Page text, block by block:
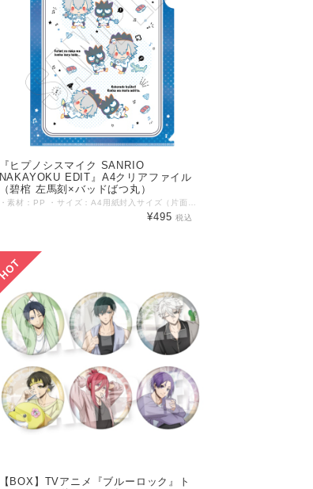
『ヒプノシスマイク SANRIO
NAKAYOKU EDIT』A4クリアファイル
（碧棺 左馬刻×バッドばつ丸）
¥495税込
【BOX】TVアニメ『ブルーロック』ト